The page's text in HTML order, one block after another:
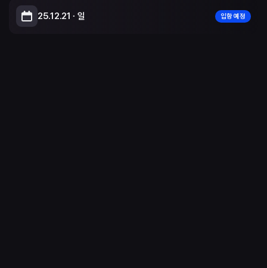
25.12.21 ∙ 일 입항 예정